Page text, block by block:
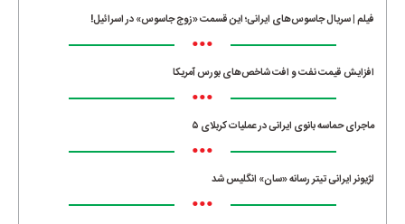
فیلم | سریال جاسوس‌های ایرانی؛ این قسمت «زوج جاسوس» در اسرائیل!
•••
افزایش قیمت نفت و افت شاخص‌های بورس آمریکا
•••
ماجرای حماسه‌ بانوی ایرانی در عملیات کربلای ۵
•••
لژیونر ایرانی تیتر رسانه «سان» انگلیس شد
•••